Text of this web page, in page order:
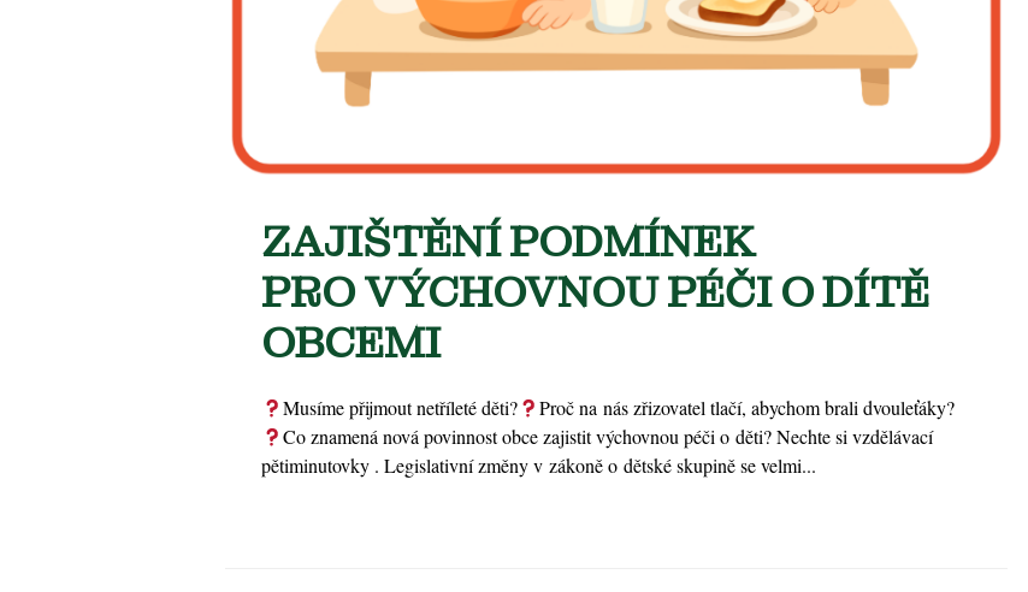
ZAJIŠTĚNÍ PODMÍNEK
PRO VÝCHOVNOU PÉČI O DÍTĚ
OBCEMI
Musíme přijmout netříleté děti?
Proč na nás zřizovatel tlačí, abychom brali dvouleťáky?
Co znamená nová povinnost obce zajistit výchovnou péči o děti? Nechte si vzdělávací
pětiminutovky . Legislativní změny v zákoně o dětské skupině se velmi...